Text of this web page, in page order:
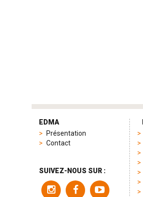
EDMA
Présentation
Contact
SUIVEZ-NOUS SUR :